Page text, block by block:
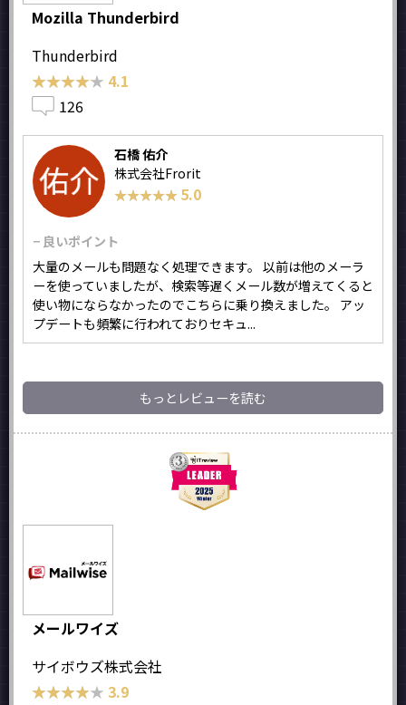
Mozilla Thunderbird
Thunderbird
★★★★★
★★★★★ 4.1
126
石橋 佑介
株式会社Frorit
★★★★★
★★★★★ 5.0
− 良いポイント
大量のメールも問題なく処理できます。 以前は他のメーラ
ーを使っていましたが、検索等遅くメール数が増えてくると
使い物にならなかったのでこちらに乗り換えました。 アッ
プデートも頻繁に行われておりセキュ...
もっとレビューを読む
メールワイズ
サイボウズ株式会社
★★★★★
★★★★★ 3.9